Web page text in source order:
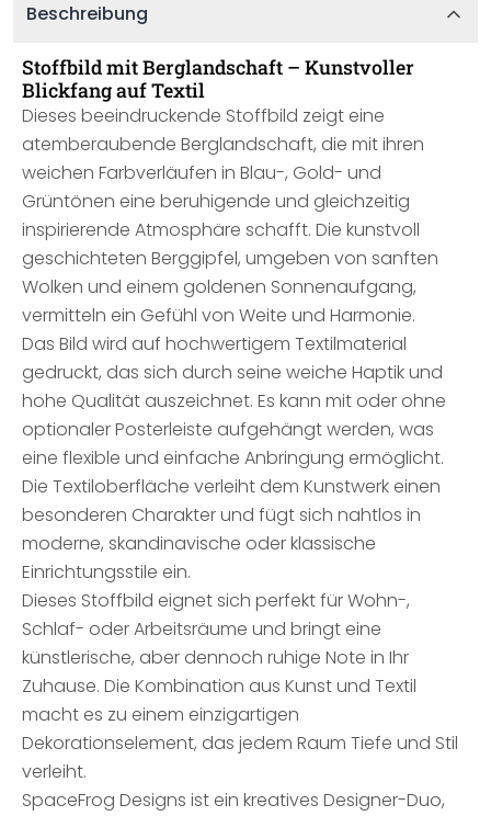
Beschreibung
Stoffbild mit Berglandschaft – Kunstvoller
Blickfang auf Textil
Dieses beeindruckende Stoffbild zeigt eine
atemberaubende Berglandschaft, die mit ihren
weichen Farbverläufen in Blau-, Gold- und
Grüntönen eine beruhigende und gleichzeitig
inspirierende Atmosphäre schafft. Die kunstvoll
geschichteten Berggipfel, umgeben von sanften
Wolken und einem goldenen Sonnenaufgang,
vermitteln ein Gefühl von Weite und Harmonie.
Das Bild wird auf hochwertigem Textilmaterial
gedruckt, das sich durch seine weiche Haptik und
hohe Qualität auszeichnet. Es kann mit oder ohne
optionaler Posterleiste aufgehängt werden, was
eine flexible und einfache Anbringung ermöglicht.
Die Textiloberfläche verleiht dem Kunstwerk einen
besonderen Charakter und fügt sich nahtlos in
moderne, skandinavische oder klassische
Einrichtungsstile ein.
Dieses Stoffbild eignet sich perfekt für Wohn-,
Schlaf- oder Arbeitsräume und bringt eine
künstlerische, aber dennoch ruhige Note in Ihr
Zuhause. Die Kombination aus Kunst und Textil
macht es zu einem einzigartigen
Dekorationselement, das jedem Raum Tiefe und Stil
verleiht.
SpaceFrog Designs ist ein kreatives Designer-Duo,